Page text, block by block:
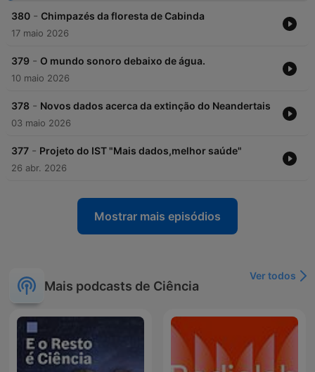
380 - Chimpazés da floresta de Cabinda
17 maio 2026
379 - O mundo sonoro debaixo de água.
10 maio 2026
378 - Novos dados acerca da extinção do Neandertais
03 maio 2026
377 - Projeto do IST "Mais dados,melhor saúde"
26 abr. 2026
Mostrar mais episódios
Mais podcasts de Ciência
Ver todos